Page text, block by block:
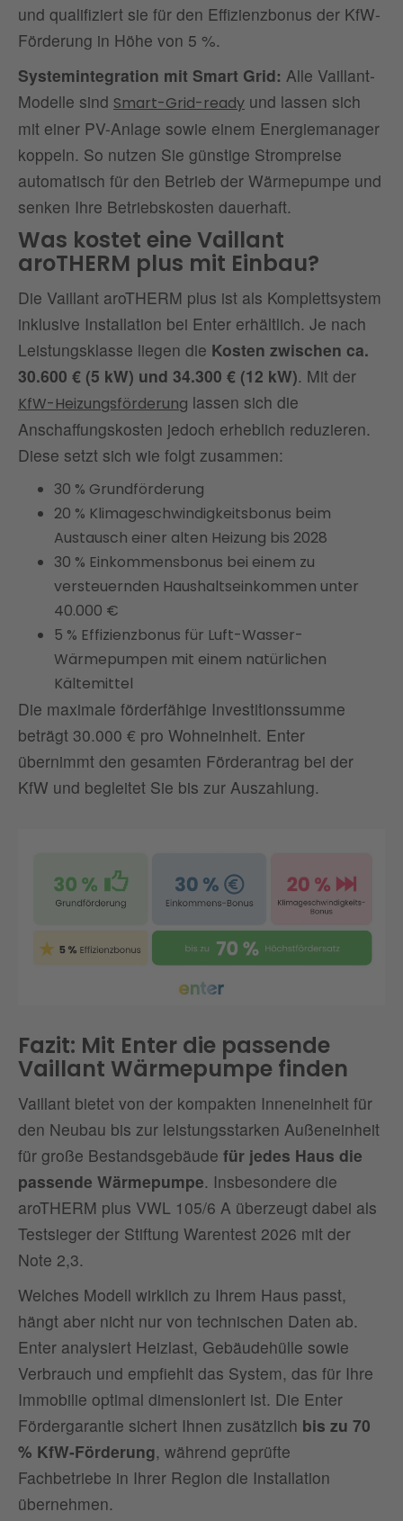
und qualifiziert sie für den Effizienzbonus der KfW-
Förderung in Höhe von 5 %.
Systemintegration mit Smart Grid: Alle Vaillant-
Modelle sind Smart-Grid-ready und lassen sich
mit einer PV-Anlage sowie einem Energiemanager
koppeln. So nutzen Sie günstige Strompreise
automatisch für den Betrieb der Wärmepumpe und
senken Ihre Betriebskosten dauerhaft.
Was kostet eine Vaillant
aroTHERM plus mit Einbau?
Die Vaillant aroTHERM plus ist als Komplettsystem
inklusive Installation bei Enter erhältlich. Je nach
Leistungsklasse liegen die Kosten zwischen ca.
30.600 € (5 kW) und 34.300 € (12 kW). Mit der
KfW-Heizungsförderung lassen sich die
Anschaffungskosten jedoch erheblich reduzieren.
Diese setzt sich wie folgt zusammen:
30 % Grundförderung
20 % Klimageschwindigkeitsbonus beim
Austausch einer alten Heizung bis 2028
30 % Einkommensbonus bei einem zu
versteuernden Haushaltseinkommen unter
40.000 €
5 % Effizienzbonus für Luft-Wasser-
Wärmepumpen mit einem natürlichen
Kältemittel
Die maximale förderfähige Investitionssumme
beträgt 30.000 € pro Wohneinheit. Enter
übernimmt den gesamten Förderantrag bei der
KfW und begleitet Sie bis zur Auszahlung.
Fazit: Mit Enter die passende
Vaillant Wärmepumpe finden
Vaillant bietet von der kompakten Inneneinheit für
den Neubau bis zur leistungsstarken Außeneinheit
für große Bestandsgebäude für jedes Haus die
passende Wärmepumpe. Insbesondere die
aroTHERM plus VWL 105/6 A überzeugt dabei als
Testsieger der Stiftung Warentest 2026 mit der
Note 2,3.
Welches Modell wirklich zu Ihrem Haus passt,
hängt aber nicht nur von technischen Daten ab.
Enter analysiert Heizlast, Gebäudehülle sowie
Verbrauch und empfiehlt das System, das für Ihre
Immobilie optimal dimensioniert ist. Die Enter
Fördergarantie sichert Ihnen zusätzlich bis zu 70
% KfW-Förderung, während geprüfte
Fachbetriebe in Ihrer Region die Installation
übernehmen.